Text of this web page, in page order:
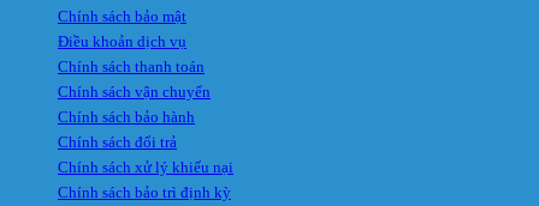
Chính sách bảo mật
Điều khoản dịch vụ
Chính sách thanh toán
Chính sách vận chuyển
Chính sách bảo hành
Chính sách đổi trả
Chính sách xử lý khiếu nại
Chính sách bảo trì định kỳ